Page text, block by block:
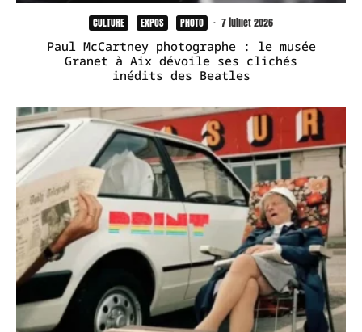
CULTURE EXPOS PHOTO · 7 juillet 2026
Paul McCartney photographe : le musée
Granet à Aix dévoile ses clichés
inédits des Beatles